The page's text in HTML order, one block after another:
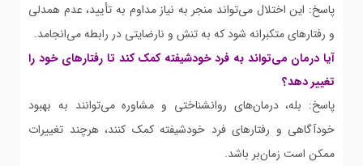
پاسخ: این اختلال می‌تواند منجر به نیاز مداوم به تأیید، عدم همدلی
و رفتارهای متکبرانه شود که به تنش و نارضایتی در رابطه می‌انجامد.
آیا درمان می‌تواند به فرد خودشیفته کمک کند تا رفتارهای خود را
تغییر دهد؟
پاسخ: بله، درمان‌های روانشناختی و مشاوره می‌توانند به بهبود
خودآگاهی و رفتارهای فرد خودشیفته کمک کنند، هرچند تغییرات
ممکن است زمان‌بر باشد.